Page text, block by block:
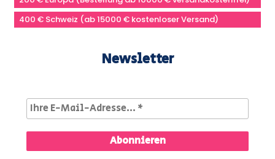
400 € Schweiz (ab 15000 € kostenloser Versand)
Newsletter